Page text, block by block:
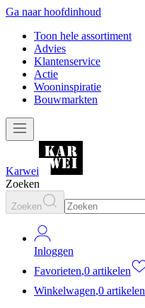
Ga naar hoofdinhoud
Toon hele assortiment
Advies
Klantenservice
Actie
Wooninspiratie
Bouwmarkten
Karwei
Zoeken
Zoeken
Inloggen
Favorieten,0 artikelen
Winkelwagen,0 artikelen